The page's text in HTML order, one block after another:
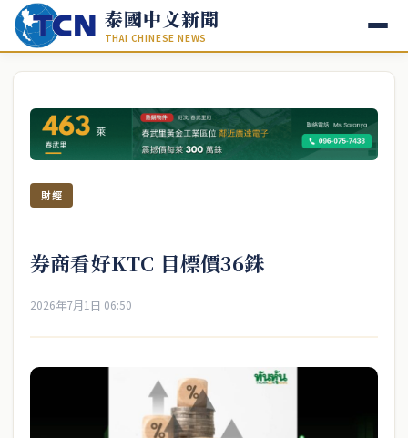
泰國中文新聞
THAI CHINESE NEWS
財經
券商看好KTC 目標價36銖
2026年7月1日 06:50